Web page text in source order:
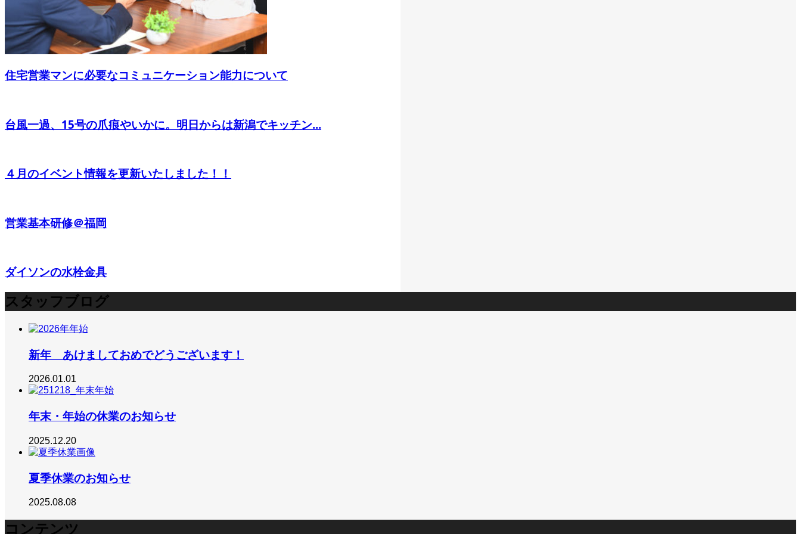
住宅営業マンに必要なコミュニケーション能力について
台風一過、15号の爪痕やいかに。明日からは新潟でキッチン...
４月のイベント情報を更新いたしました！！
営業基本研修＠福岡
ダイソンの水栓金具
スタッフブログ
新年 あけましておめでどうございます！
2026.01.01
年末・年始の休業のお知らせ
2025.12.20
夏季休業のお知らせ
2025.08.08
コンテンツ